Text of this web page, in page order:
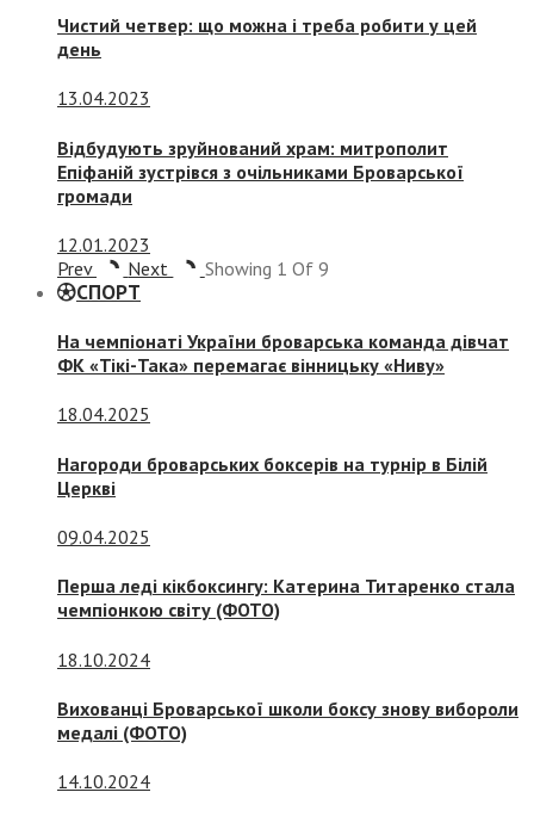
Чистий четвер: що можна і треба робити у цей
день
13.04.2023
Відбудують зруйнований храм: митрополит
Епіфаній зустрівся з очільниками Броварської
громади
12.01.2023
Prev
Next Showing 1 Of 9
СПОРТ
На чемпіонаті України броварська команда дівчат
ФК «Тікі-Така» перемагає вінницьку «Ниву»
18.04.2025
Нагороди броварських боксерів на турнір в Білій
Церкві
09.04.2025
Перша леді кікбоксингу: Катерина Титаренко стала
чемпіонкою світу (ФОТО)
18.10.2024
Вихованці Броварської школи боксу знову вибороли
медалі (ФОТО)
14.10.2024